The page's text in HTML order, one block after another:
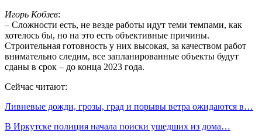
Игорь Кобзев:
– Сложности есть, не везде работы идут теми темпами, как
хотелось бы, но на это есть объективные причины.
Строительная готовность у них высокая, за качеством работ
внимательно следим, все запланированные объекты будут
сданы в срок – до конца 2023 года.
Сейчас читают:
Ливневые дожди, грозы, град и порывы ветра ожидаются в…
В Иркутске полиция начала поиски ушедших из дома…